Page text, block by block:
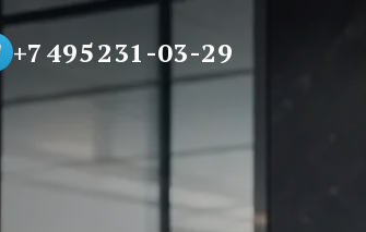
+7 495 231-03-29